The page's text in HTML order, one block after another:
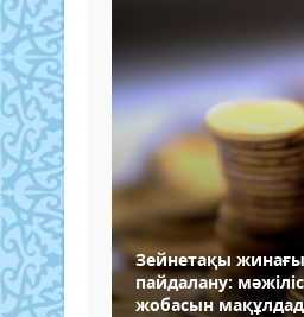
Зейнетақы
пайдалану:
жобасын